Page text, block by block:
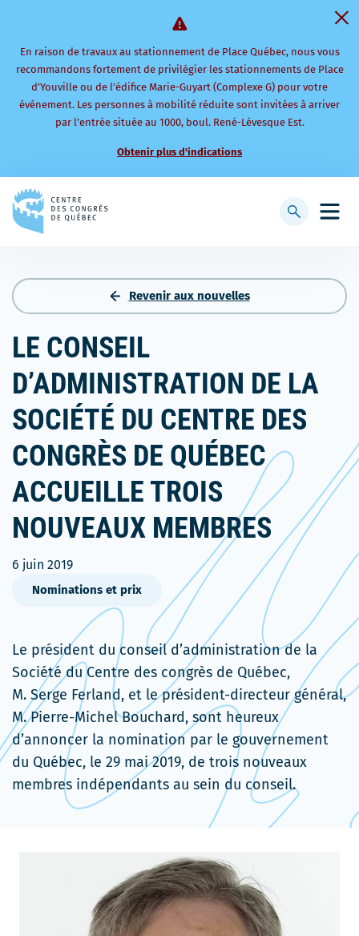
En raison de travaux au stationnement de Place Québec, nous vous
recommandons fortement de privilégier les stationnements de Place
d’Youville ou de l’édifice Marie-Guyart (Complexe G) pour votre
événement. Les personnes à mobilité réduite sont invitées à arriver
par l’entrée située au 1000, boul. René-Lévesque Est.
Obtenir plus d'indications
à
Afficher
recherche
Revenir aux nouvelles
LE CONSEIL
D’ADMINISTRATION DE LA
SOCIÉTÉ DU CENTRE DES
CONGRÈS DE QUÉBEC
ACCUEILLE TROIS
NOUVEAUX MEMBRES
6 juin 2019
Nominations et prix
Le président du conseil d’administration de la
Société du Centre des congrès de Québec,
M. Serge Ferland, et le président-directeur général,
M. Pierre-Michel Bouchard, sont heureux
d’annoncer la nomination par le gouvernement
du Québec, le 29 mai 2019, de trois nouveaux
membres indépendants au sein du conseil.